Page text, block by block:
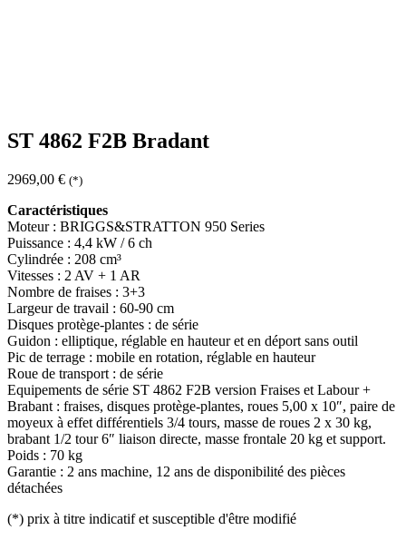
ST 4862 F2B Bradant
2969,00 € (*)
Caractéristiques
Moteur : BRIGGS&STRATTON 950 Series
Puissance : 4,4 kW / 6 ch
Cylindrée : 208 cm³
Vitesses : 2 AV + 1 AR
Nombre de fraises : 3+3
Largeur de travail : 60-90 cm
Disques protège-plantes : de série
Guidon : elliptique, réglable en hauteur et en déport sans outil
Pic de terrage : mobile en rotation, réglable en hauteur
Roue de transport : de série
Equipements de série ST 4862 F2B version Fraises et Labour +
Brabant : fraises, disques protège-plantes, roues 5,00 x 10″, paire de
moyeux à effet différentiels 3/4 tours, masse de roues 2 x 30 kg,
brabant 1/2 tour 6″ liaison directe, masse frontale 20 kg et support.
Poids : 70 kg
Garantie : 2 ans machine, 12 ans de disponibilité des pièces
détachées
(*) prix à titre indicatif et susceptible d'être modifié